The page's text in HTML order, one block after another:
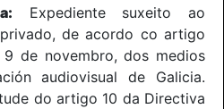
Expediente suxeito ao
de acordo co artigo
de novembro, dos medios
audiovisual de Galicia.
do artigo 10 da Directiva